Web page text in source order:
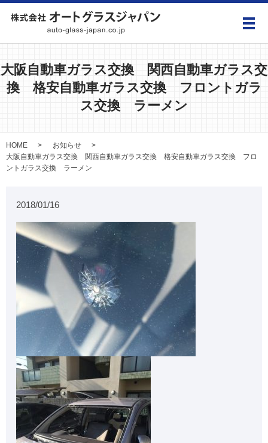
メ
大阪自動車ガラス交換 関西自動車ガラス交
換 格安自動車ガラス交換 フロントガラ
ス交換 ラーメン
HOME
お知らせ
大阪自動車ガラス交換 関西自動車ガラス交換 格安自動車ガラス交換 フロ
ントガラス交換 ラーメン
2018/01/16